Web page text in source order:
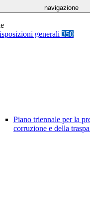
navigazione
generali 350
Piano triennale per la
corruzione e della